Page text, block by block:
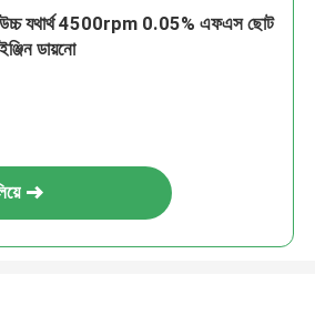
উচ্চ যথার্থ 4500rpm 0.05% এফএস ছোট
ইঞ্জিন ডায়নো